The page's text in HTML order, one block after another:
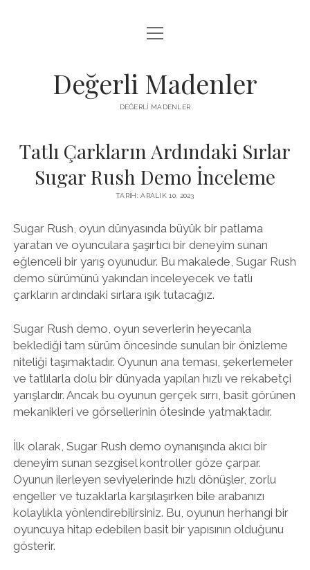
FACEBOOK TAKIPÇI YÜKSELTME HILESI
menüyü
aç
Değerli Madenler
DEĞERLI MADENLER
Tatlı Çarkların Ardındaki Sırlar
Sugar Rush Demo İnceleme
TARIH: ARALIK 10, 2023
Sugar Rush, oyun dünyasında büyük bir patlama
yaratan ve oyunculara şaşırtıcı bir deneyim sunan
eğlenceli bir yarış oyunudur. Bu makalede, Sugar Rush
demo sürümünü yakından inceleyecek ve tatlı
çarkların ardındaki sırlara ışık tutacağız.
Sugar Rush demo, oyun severlerin heyecanla
beklediği tam sürüm öncesinde sunulan bir önizleme
niteliği taşımaktadır. Oyunun ana teması, şekerlemeler
ve tatlılarla dolu bir dünyada yapılan hızlı ve rekabetçi
yarışlardır. Ancak bu oyunun gerçek sırrı, basit görünen
mekanikleri ve görsellerinin ötesinde yatmaktadır.
İlk olarak, Sugar Rush demo oynanışında akıcı bir
deneyim sunan sezgisel kontroller göze çarpar.
Oyunun ilerleyen seviyelerinde hızlı dönüşler, zorlu
engeller ve tuzaklarla karşılaşırken bile arabanızı
kolaylıkla yönlendirebilirsiniz. Bu, oyunun herhangi bir
oyuncuya hitap edebilen basit bir yapısının olduğunu
gösterir.